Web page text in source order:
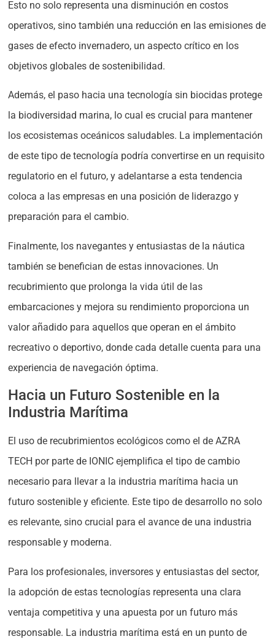
Esto no solo representa una disminución en costos
operativos, sino también una reducción en las emisiones de
gases de efecto invernadero, un aspecto crítico en los
objetivos globales de sostenibilidad.
Además, el paso hacia una tecnología sin biocidas protege
la biodiversidad marina, lo cual es crucial para mantener
los ecosistemas oceánicos saludables. La implementación
de este tipo de tecnología podría convertirse en un requisito
regulatorio en el futuro, y adelantarse a esta tendencia
coloca a las empresas en una posición de liderazgo y
preparación para el cambio.
Finalmente, los navegantes y entusiastas de la náutica
también se benefician de estas innovaciones. Un
recubrimiento que prolonga la vida útil de las
embarcaciones y mejora su rendimiento proporciona un
valor añadido para aquellos que operan en el ámbito
recreativo o deportivo, donde cada detalle cuenta para una
experiencia de navegación óptima.
Hacia un Futuro Sostenible en la
Industria Marítima
El uso de recubrimientos ecológicos como el de AZRA
TECH por parte de IONIC ejemplifica el tipo de cambio
necesario para llevar a la industria marítima hacia un
futuro sostenible y eficiente. Este tipo de desarrollo no solo
es relevante, sino crucial para el avance de una industria
responsable y moderna.
Para los profesionales, inversores y entusiastas del sector,
la adopción de estas tecnologías representa una clara
ventaja competitiva y una apuesta por un futuro más
responsable. La industria marítima está en un punto de